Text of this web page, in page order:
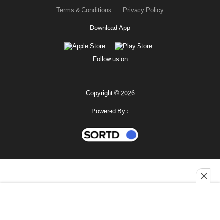
Terms & Conditions
Privacy Policy
Download App
Follow us on
Copyright © 2026
Powered By :